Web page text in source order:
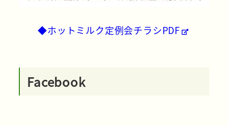
◆ホットミルク定例会チラシPDF
Facebook